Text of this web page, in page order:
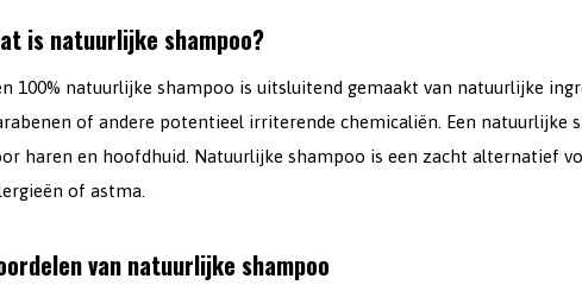
is natuurlijke shampoo?
100% natuurlijke shampoo is uitsluitend gemaakt van natuurlijke
of andere potentieel irriterende chemicaliën. Een natuurlijke
haren en hoofdhuid. Natuurlijke shampoo is een zacht alternatief
of astma.
van natuurlijke shampoo